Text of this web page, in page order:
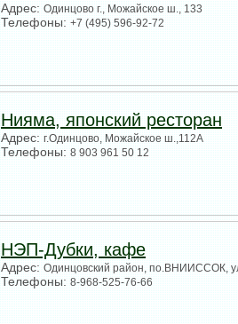
Адрес:Одинцово г., Можайское ш., 133
Телефоны:+7 (495) 596-92-72
Нияма, японский ресторан
Адрес:г.Одинцово, Можайское ш.,112А
Телефоны:8 903 961 50 12
НЭП-Дубки, кафе
Адрес:Одинцовский район, по.ВНИИССОК,
Телефоны:8-968-525-76-66